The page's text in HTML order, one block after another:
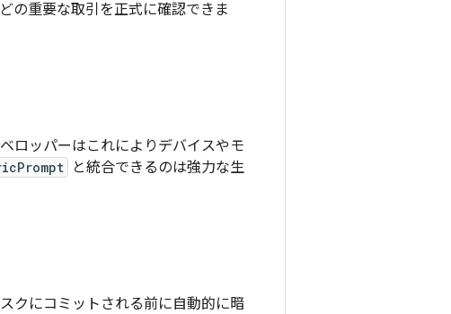
の重要な取引を正式に確認できま
ロッパーはこれによりデバイスやモ
と統合できるのは強力な生
クにコミットされる前に自動的に暗